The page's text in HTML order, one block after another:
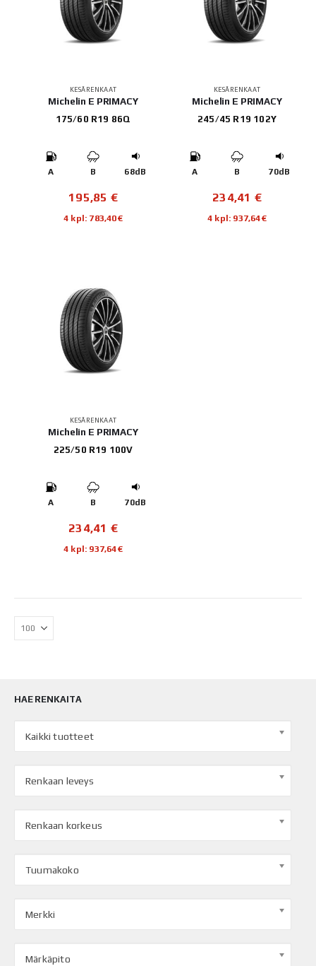
KESÄRENKAAT
Michelin E PRIMACY
175/60 R19 86Q
A B 68dB
195,85 €
4 kpl: 783,40€
KESÄRENKAAT
Michelin E PRIMACY
245/45 R19 102Y
A B 70dB
234,41 €
4 kpl: 937,64€
KESÄRENKAAT
Michelin E PRIMACY
225/50 R19 100V
A B 70dB
234,41 €
4 kpl: 937,64€
HAE RENKAITA
Kaikki tuotteet
Renkaan leveys
Renkaan korkeus
Tuumakoko
Merkki
Märkäpito